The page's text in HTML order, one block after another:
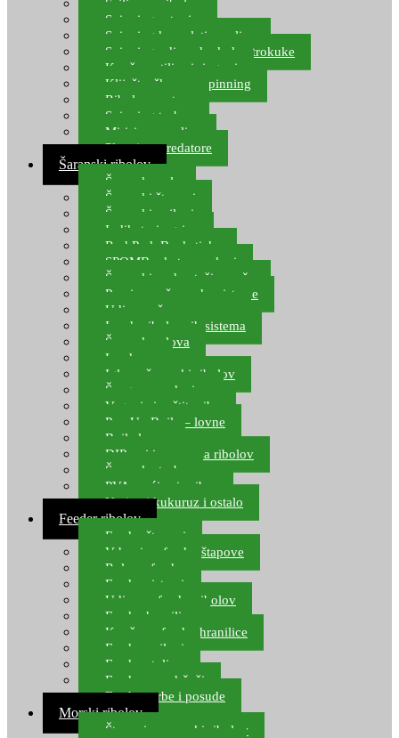
Sajlice za ribolov
Spinning setovi
Spinning kompleti varalica
Spinning udice, dvokuke, trokuke
Kopče, vrtilice i ringovi
Kliješta, škare za spinning
Ribolov pastrve
Spinning torbe
Mirisi za varalice
Plovci za predatore
Šaranski ribolov
Šaranske role
Šaranski štapovi
Šaranski najloni
Indikatori ugriza
Rod Pod, Banksticks
SPOMB rakete, markeri
Šaranski podmetači, mreže
Pernice za šaranske sisteme
Udice za šarana, amura
Izrada ribolovnih sistema
Šaranska olova
Leadcore
Igle za šaranski ribolov
Špage, upredenice
Vaganje i zaštita ribe
Pop Up Boile – lovne
Boile lovne
DIP-ovi i arome za ribolov
Šaranske torbe
PVA vrećice i pribor
Umjetni kukuruz i ostalo
Feeder ribolov
Feeder štapovi
Vrhovi za feeder štapove
Role za feeder
Feeder sistemi
Udice za feeder ribolov
Feeder hranilice
Kopče za feeder hranilice
Feeder najloni
Feeder stolice
Feeder arm držači
Feeder torbe i posude
Morski ribolov
Štapovi za morski ribolov